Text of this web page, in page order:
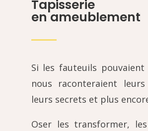
Tapisserie
en ameublement
Si les fauteuils
nous raconteraient
leurs secrets et plus
Oser les transformer,